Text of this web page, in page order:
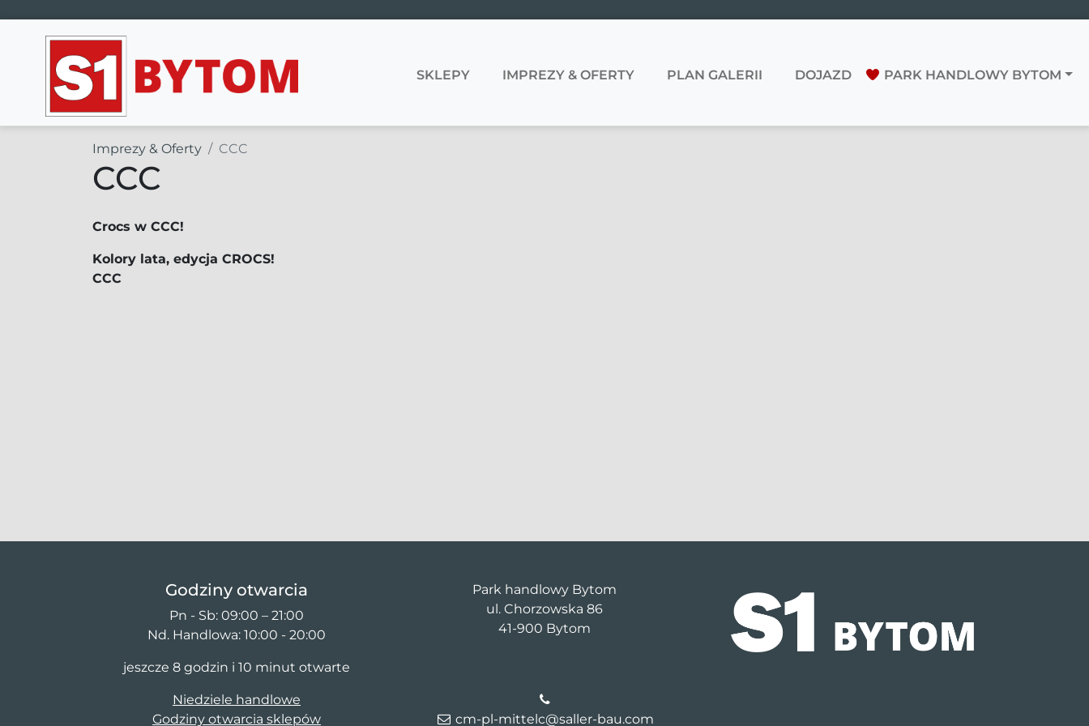
Main Navigation SKLEPY IMPREZY & OFERTY PLAN GALERII DOJAZD PARK HANDLOWY BYTOM
Imprezy & Oferty CCC
CCC
Crocs w CCC!
Kolory lata, edycja CROCS!
CCC
Godziny otwarcia
Pn - Sb: 09:00 – 21:00
Nd. Handlowa: 10:00 - 20:00
jeszcze 8 godzin i 10 minut otwarte
Niedziele handlowe
Godziny otwarcia sklepów
Park handlowy Bytom
ul. Chorzowska 86
41-900 Bytom
cm-pl-mittelc@saller-bau.com